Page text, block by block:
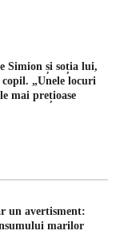
Simion și soția lui,
„Unele locuri
mai prețioase
un avertisment:
marilor